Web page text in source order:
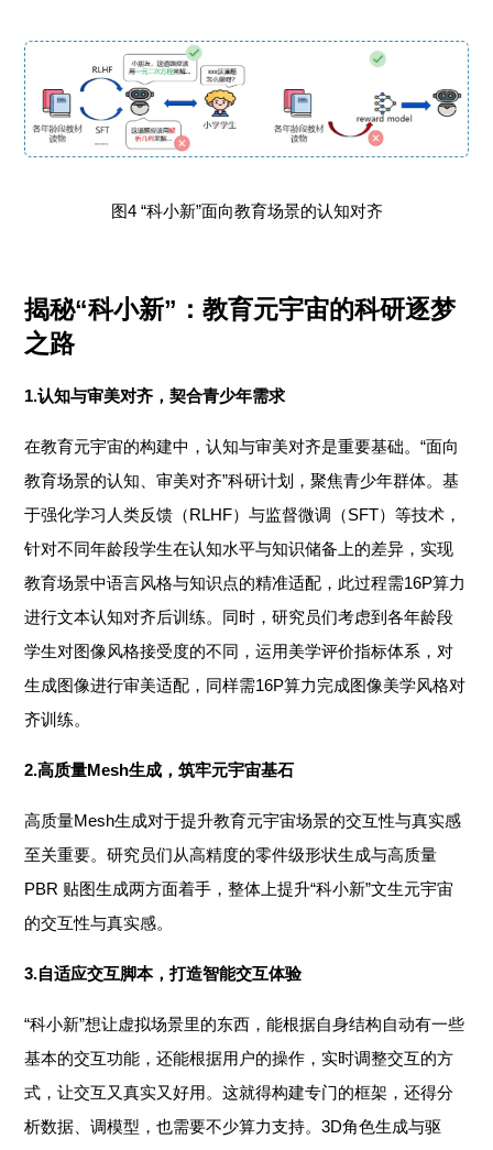
图4 “科小新”面向教育场景的认知对齐
揭秘“科小新”：教育元宇宙的科研逐梦
之路
1.认知与审美对齐，契合青少年需求
在教育元宇宙的构建中，认知与审美对齐是重要基础。“面向
教育场景的认知、审美对齐”科研计划，聚焦青少年群体。基
于强化学习人类反馈（RLHF）与监督微调（SFT）等技术，
针对不同年龄段学生在认知水平与知识储备上的差异，实现
教育场景中语言风格与知识点的精准适配，此过程需16P算力
进行文本认知对齐后训练。同时，研究员们考虑到各年龄段
学生对图像风格接受度的不同，运用美学评价指标体系，对
生成图像进行审美适配，同样需16P算力完成图像美学风格对
齐训练。
2.高质量Mesh生成，筑牢元宇宙基石
高质量Mesh生成对于提升教育元宇宙场景的交互性与真实感
至关重要。研究员们从高精度的零件级形状生成与高质量
PBR 贴图生成两方面着手，整体上提升“科小新”文生元宇宙
的交互性与真实感。
3.自适应交互脚本，打造智能交互体验
“科小新”想让虚拟场景里的东西，能根据自身结构自动有一些
基本的交互功能，还能根据用户的操作，实时调整交互的方
式，让交互又真实又好用。这就得构建专门的框架，还得分
析数据、调模型，也需要不少算力支持。3D角色生成与驱